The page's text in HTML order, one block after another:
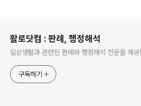
활로닷컴 : 판례, 행정해석
일상생활과 관련된 판례와 행정해석 전문을 제공
구독하기